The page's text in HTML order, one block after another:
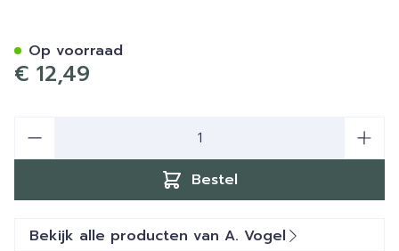
€ 12,49
Bestel
Op voorraad
Bekijk alle producten van A. Vogel